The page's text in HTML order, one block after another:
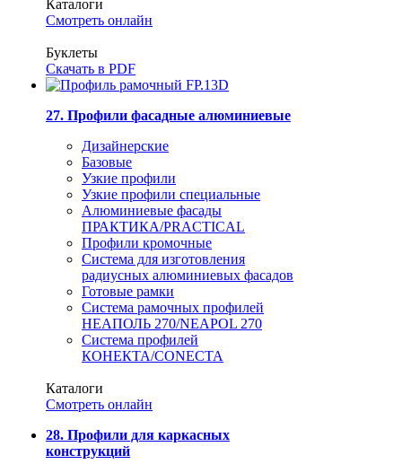
Каталоги
Смотреть онлайн
Буклеты
Скачать в PDF
27. Профили фасадные алюминиевые
Дизайнерские
Базовые
Узкие профили
Узкие профили специальные
Алюминиевые фасады
ПРАКТИКА/PRACTICAL
Профили кромочные
Система для изготовления
радиусных алюминиевых фасадов
Готовые рамки
Система рамочных профилей
НЕАПОЛЬ 270/NEAPOL 270
Система профилей
КОНЕКТА/CONECTA
Каталоги
Смотреть онлайн
28. Профили для каркасных
конструкций